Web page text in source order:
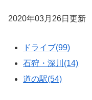
2020年03月26日更新
ドライブ(99)
石狩・深川(14)
道の駅(54)